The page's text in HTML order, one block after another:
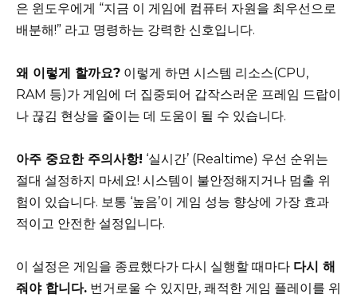
은 윈도우에게 “지금 이 게임에 컴퓨터 자원을 최우선으로
배분해!” 라고 명령하는 강력한 신호입니다.
왜 이렇게 할까요? 이렇게 하면 시스템 리소스(CPU,
RAM 등)가 게임에 더 집중되어 갑작스러운 프레임 드랍이
나 끊김 현상을 줄이는 데 도움이 될 수 있습니다.
아주 중요한 주의사항! ‘실시간’ (Realtime) 우선 순위는
절대 설정하지 마세요! 시스템이 불안정해지거나 멈출 위
험이 있습니다. 보통 ‘높음’이 게임 성능 향상에 가장 효과
적이고 안전한 설정입니다.
이 설정은 게임을 종료했다가 다시 실행할 때마다 다시 해
줘야 합니다. 번거로울 수 있지만, 쾌적한 게임 플레이를 위